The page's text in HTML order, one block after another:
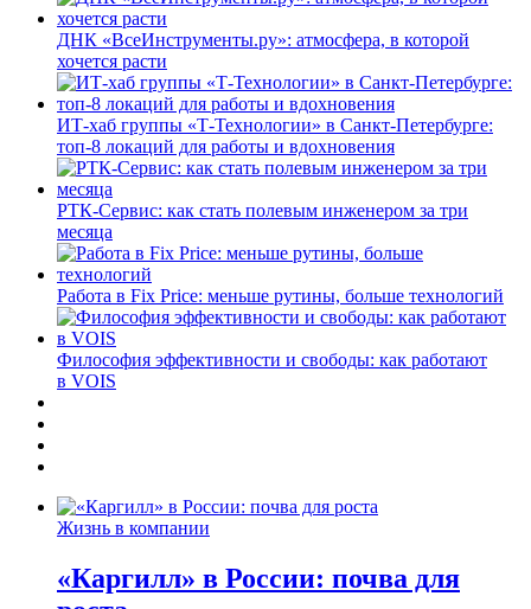
ДНК «ВсеИнструменты.ру»: атмосфера, в которой
хочется расти
ИТ-хаб группы «Т-Технологии» в Санкт-Петербурге:
топ-8 локаций для работы и вдохновения
РТК-Сервис: как стать полевым инженером за три
месяца
Работа в Fix Price: меньше рутины, больше технологий
Философия эффективности и свободы: как работают
в VOIS
Жизнь в компании
«Каргилл» в России: почва для